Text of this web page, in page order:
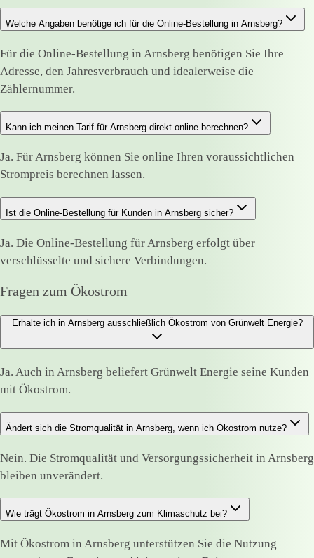
Welche Angaben benötige ich für die Online-Bestellung in Arnsberg?
Für die Online-Bestellung in Arnsberg benötigen Sie Ihre
Adresse, den Jahresverbrauch und idealerweise die
Zählernummer.
Kann ich meinen Tarif für Arnsberg direkt online berechnen?
Ja. Für Arnsberg können Sie online Ihren voraussichtlichen
Strompreis berechnen lassen.
Ist die Online-Bestellung für Kunden in Arnsberg sicher?
Ja. Die Online-Bestellung für Arnsberg erfolgt über
verschlüsselte und sichere Verbindungen.
Fragen zum Ökostrom
Erhalte ich in Arnsberg ausschließlich Ökostrom von Grünwelt Energie?
Ja. Auch in Arnsberg beliefert Grünwelt Energie seine Kunden
mit Ökostrom.
Ändert sich die Stromqualität in Arnsberg, wenn ich Ökostrom nutze?
Nein. Die Stromqualität und Versorgungssicherheit in Arnsberg
bleiben unverändert.
Wie trägt Ökostrom in Arnsberg zum Klimaschutz bei?
Mit Ökostrom in Arnsberg unterstützen Sie die Nutzung